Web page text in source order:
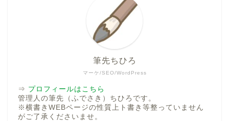
マーケ/SEO/WordPress
筆先ちひろ
⇒ プロフィールはこちら
管理人の筆先（ふでさき）ちひろです。
※横書きWEBページの性質上ト書き等整っていません
がご了承くださいませ。